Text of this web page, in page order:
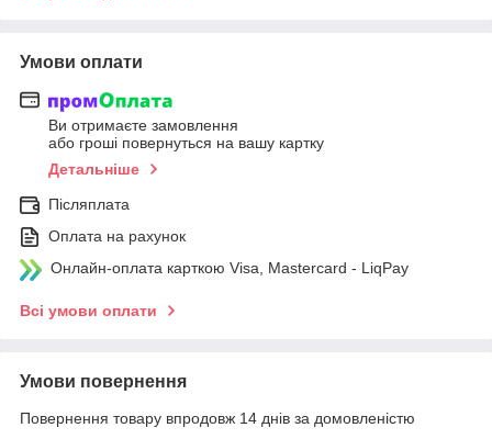
Умови оплати
Ви отримаєте замовлення
або гроші повернуться на вашу картку
Детальніше
Післяплата
Оплата на рахунок
Онлайн-оплата карткою Visa, Mastercard - LiqPay
Всі умови оплати
Умови повернення
Повернення товару впродовж 14 днів за домовленістю